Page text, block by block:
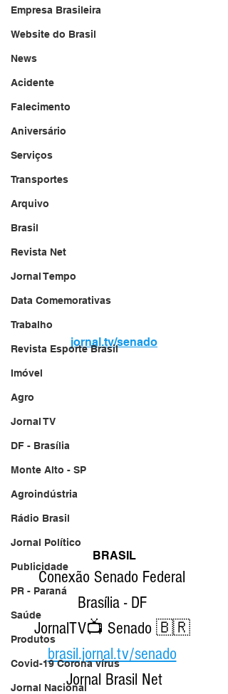
Empresa Brasileira
Website do Brasil
News
Acidente
Falecimento
Aniversário
Serviços
Transportes
Arquivo
Brasil
Revista Net
Jornal Tempo
Data Comemorativas
Trabalho
Revista Esporte Brasil
Imóvel
Agro
Jornal TV
DF - Brasília
Monte Alto - SP
Agroindústria
Rádio Brasil
Jornal Político
Publicidade
PR - Paraná
Saúde
Produtos
Covid-19 Corona vírus
Jornal Nacional
jornal.tv/senado
BRASIL
Conexão Senado Federal
Brasília - DF
JornalTV📺 Senado 🇧🇷
brasil.jornal.tv/senado
Jornal Brasil Net